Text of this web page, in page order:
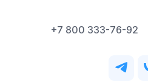
+7 800 333-76-92